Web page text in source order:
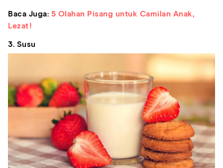
Baca Juga: 5 Olahan Pisang untuk Camilan Anak,
Lezat!
3. Susu